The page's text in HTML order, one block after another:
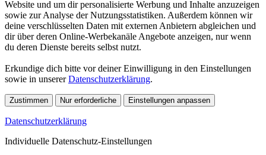
Website und um dir personalisierte Werbung und Inhalte anzuzeigen
sowie zur Analyse der Nutzungsstatistiken. Außerdem können wir
deine verschlüsselten Daten mit externen Anbietern abgleichen und
dir über deren Online-Werbekanäle Angebote anzeigen, nur wenn
du deren Dienste bereits selbst nutzt.
Erkundige dich bitte vor deiner Einwilligung in den Einstellungen
sowie in unsererDatenschutzerklärung.
Zustimmen Nur erforderliche Einstellungen anpassen
Datenschutzerklärung
Individuelle Datenschutz-Einstellungen